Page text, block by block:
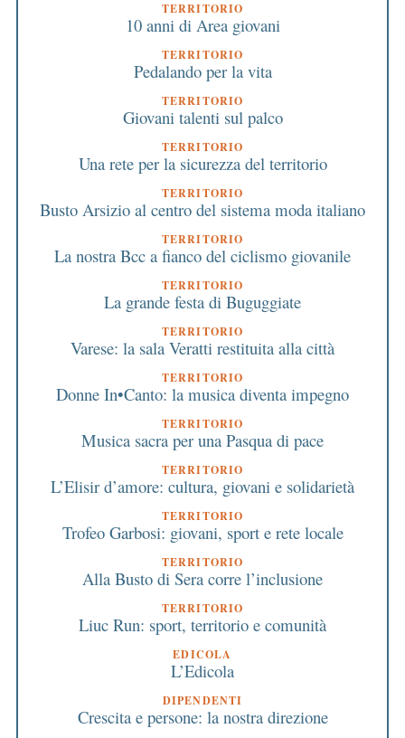
TERRITORIO
10 anni di Area giovani
TERRITORIO
Pedalando per la vita
TERRITORIO
Giovani talenti sul palco
TERRITORIO
Una rete per la sicurezza del territorio
TERRITORIO
Busto Arsizio al centro del sistema moda italiano
TERRITORIO
La nostra Bcc a fianco del ciclismo giovanile
TERRITORIO
La grande festa di Buguggiate
TERRITORIO
Varese: la sala Veratti restituita alla città
TERRITORIO
Donne In•Canto: la musica diventa impegno
TERRITORIO
Musica sacra per una Pasqua di pace
TERRITORIO
L’Elisir d’amore: cultura, giovani e solidarietà
TERRITORIO
Trofeo Garbosi: giovani, sport e rete locale
TERRITORIO
Alla Busto di Sera corre l’inclusione
TERRITORIO
Liuc Run: sport, territorio e comunità
EDICOLA
L’Edicola
DIPENDENTI
Crescita e persone: la nostra direzione